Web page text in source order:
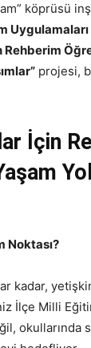
köprüsü
Rehberim
projesi,
İçin
Noktası?
kadar,
İlçe Milli
okullarında